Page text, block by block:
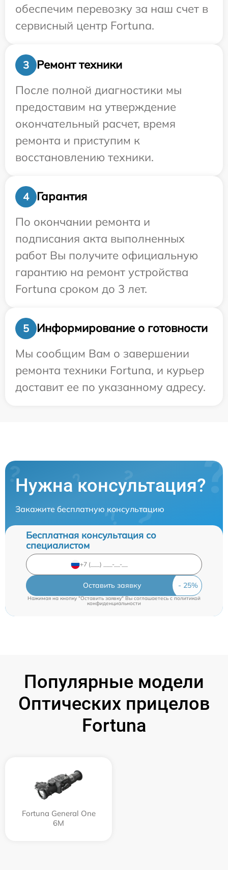
обеспечим перевозку за наш счет в
сервисный центр Fortuna.
3
Ремонт техники
После полной диагностики мы
предоставим на утверждение
окончательный расчет, время
ремонта и приступим к
восстановлению техники.
4
Гарантия
По окончании ремонта и
подписания акта выполненных
работ Вы получите официальную
гарантию на ремонт устройства
Fortuna сроком до 3 лет.
5
Информирование о готовности
Мы сообщим Вам о завершении
ремонта техники Fortuna, и курьер
доставит ее по указанному адресу.
Нужна консультация?
Закажите бесплатную консультацию
Бесплатная консультация со
специалистом
Оставить заявку
Нажимая на кнопку "Оставить заявку" Вы соглашаетесь cполитикой
конфиденциальности
Популярные модели
Оптических прицелов
Fortuna
Fortuna General One
6M